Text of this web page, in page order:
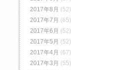
2017年8月 (52)
2017年7月 (65)
2017年6月 (52)
2017年5月 (52)
2017年4月 (67)
2017年3月 (55)